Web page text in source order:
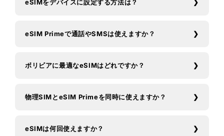
eSIMをデバイスに設定する方法は？
eSIM Primeで通話やSMSは使えますか？
ボリビアに最適なeSIMはどれですか？
物理SIMとeSIM Primeを同時に使えますか？
eSIMは何回使えますか？